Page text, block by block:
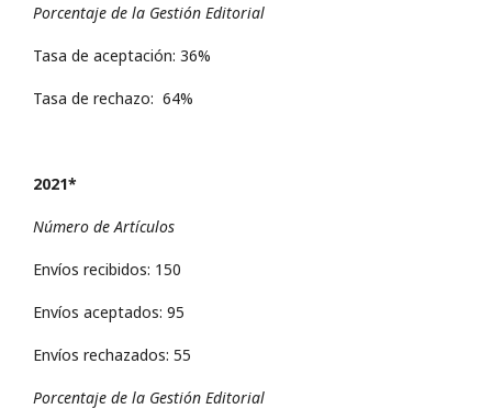
Porcentaje de la Gestión Editorial
Tasa de aceptación: 36%
Tasa de rechazo: 64%
2021*
Número de Artículos
Envíos recibidos: 150
Envíos aceptados: 95
Envíos rechazados: 55
Porcentaje de la Gestión Editorial